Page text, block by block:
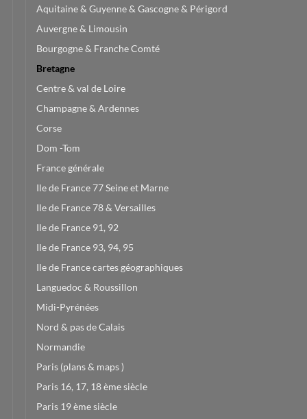
Aquitaine & Guyenne & Gascogne & Périgord
Auvergne & Limousin
Bourgogne & Franche Comté
Bretagne
Centre & val de Loire
Champagne & Ardennes
Corse
Dom -Tom
France générale
Ile de France 77 Seine et Marne
Ile de France 78 & Versailles
Ile de France 91, 92
Ile de France 93, 94, 95
Ile de France cartes géographiques
Languedoc & Roussillon
Midi-Pyrénées
Nord & pas de Calais
Normandie
Paris (plans & maps )
Paris 16, 17, 18 ème siècle
Paris 19 ème siècle